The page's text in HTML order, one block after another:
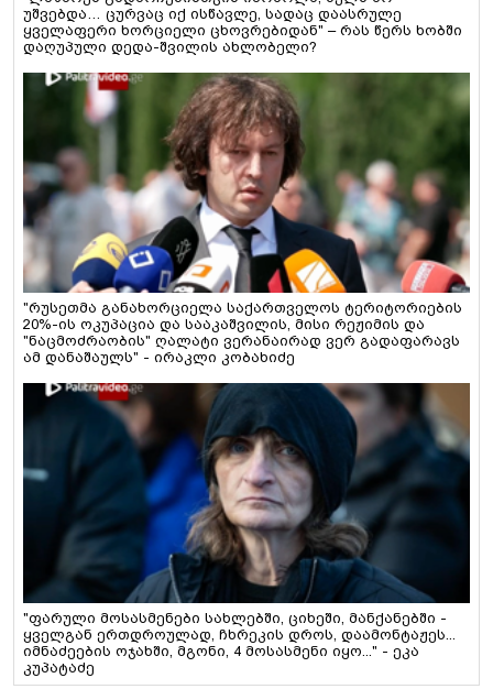
უშვებდა… ცურვაც იქ ისწავლე, სადაც დაასრულე
ყველაფერი ხორციელი ცხოვრებიდან" – რას წერს ხობში
დაღუპული დედა-შვილის ახლობელი?
"რუსეთმა განახორციელა საქართველოს ტერიტორიების
20%-ის ოკუპაცია და სააკაშვილის, მისი რეჟიმის და
"ნაცმოძრაობის" ღალატი ვერანაირად ვერ გადაფარავს
ამ დანაშაულს" - ირაკლი კობახიძე
"ფარული მოსასმენები სახლებში, ციხეში, მანქანებში -
ყველგან ერთდროულად, ჩხრეკის დროს, დაამონტაჟეს...
იმნაძეების ოჯახში, მგონი, 4 მოსასმენი იყო..." - ეკა
კუპატაძე